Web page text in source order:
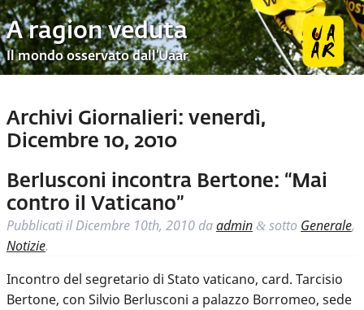
A ragion veduta
Il mondo osservato dall’Uaar
Archivi Giornalieri: venerdì,
Dicembre 10, 2010
Berlusconi incontra Bertone: “Mai
contro il Vaticano”
Pubblicati ilDicembre 10th, 2010 daadmin & sotto Generale,
Notizie.
Incontro del segretario di Stato vaticano, card. Tarcisio
Bertone, con Silvio Berlusconi a palazzo Borromeo, sede